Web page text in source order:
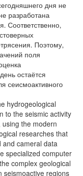
дня не
разработана
Соответственно,
Поэтому,
поля
остаётся
сеисмоактивного
hydrogeological
to the seismic activity
the modern
researches that
and cameral data
specialized computer
complex geological
seismoactive regions